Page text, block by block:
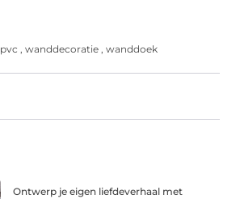
pvc , wanddecoratie , wanddoek
Ontwerp je eigen liefdeverhaal met